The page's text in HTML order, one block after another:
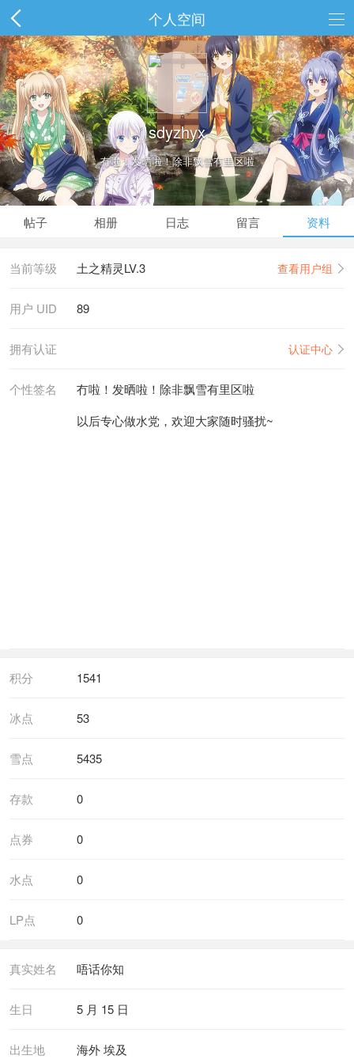
个人空间
sdyzhyx
冇啦！发晒啦！除非飘雪有里区啦
以后专心做水党，欢迎大家随时骚扰~
帖子 相册 日志 留言 资料
当前等级 土之精灵LV.3 查看用户组
用户 UID 89
拥有认证 认证中心
个性签名
冇啦！发晒啦！除非飘雪有里区啦
以后专心做水党，欢迎大家随时骚扰~
积分 1541
冰点 53
雪点 5435
存款 0
点券 0
水点 0
LP点 0
真实姓名 唔话你知
生日 5 月 15 日
出生地 海外 埃及